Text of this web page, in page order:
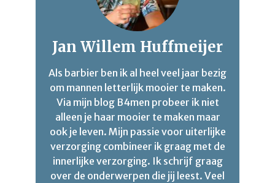
Jan Willem Huffmeijer
Als barbier ben ik al heel veel jaar bezig
om mannen letterlijk mooier te maken.
Via mijn blog B4men probeer ik niet
alleen je haar mooier te maken maar
ook je leven. Mijn passie voor uiterlijke
verzorging combineer ik graag met de
innerlijke verzorging. Ik schrijf graag
over de onderwerpen die jij leest. Veel